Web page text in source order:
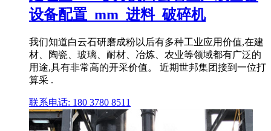
设备配置_mm_进料_破碎机
我们知道白云石研磨成粉以后有多种工业应用价值,在建
材、陶瓷、玻璃、耐材、冶炼、农业等领域都有广泛的
用途,具有非常高的开采价值。 近期世邦集团接到一位打
算采 .
联系电话: 180 3780 8511